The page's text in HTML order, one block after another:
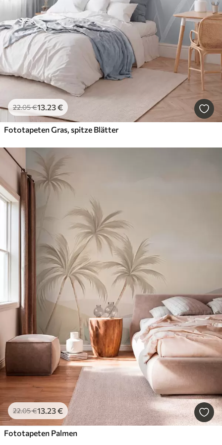
22.05€13.23€
Fototapeten Gras, spitze Blätter
22.05€13.23€
Fototapeten Palmen